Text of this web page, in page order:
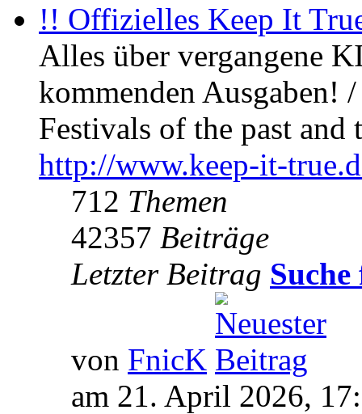
!! Offizielles Keep It
Alles über vergangene
kommenden Ausgaben!
Festivals of the past
http://www.keep-it-
712 Themen
42357 Beiträge
Letzter Beitrag
von FnicK
am 21. April 2026,